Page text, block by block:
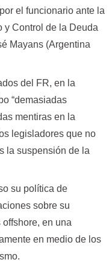
el funcionario ante la
y Control de la Deuda
Mayans (Argentina
del FR, en la
“demasiadas
mentiras en la
legisladores que no
la suspensión de la
su política de
sobre su
en una
en medio de los